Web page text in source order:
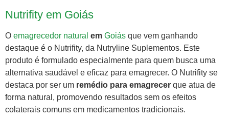
Nutrifity em Goiás
O emagrecedor natural em Goiás que vem ganhando
destaque é o Nutrifity, da Nutryline Suplementos. Este
produto é formulado especialmente para quem busca uma
alternativa saudável e eficaz para emagrecer. O Nutrifity se
destaca por ser um remédio para emagrecer que atua de
forma natural, promovendo resultados sem os efeitos
colaterais comuns em medicamentos tradicionais.